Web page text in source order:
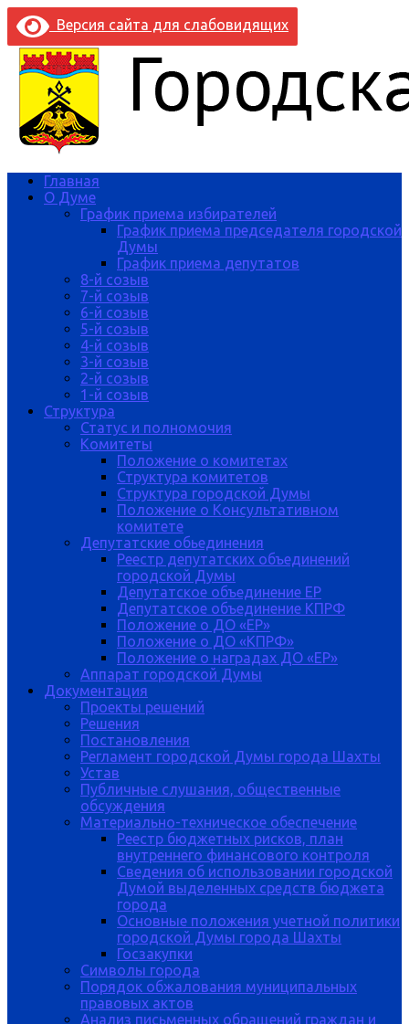
Версия сайта для слабовидящих
Главная
О Думе
График приема избирателей
График приема председателя городской
Думы
График приема депутатов
8-й созыв
7-й созыв
6-й созыв
5-й созыв
4-й созыв
3-й созыв
2-й созыв
1-й созыв
Структура
Статус и полномочия
Комитеты
Положение о комитетах
Структура комитетов
Структура городской Думы
Положение о Консультативном
комитете
Депутатские обьединения
Реестр депутатских объединений
городской Думы
Депутатское объединение ЕР
Депутатское объединение КПРФ
Положение о ДО «ЕР»
Положение о ДО «КПРФ»
Положение о наградах ДО «ЕР»
Аппарат городской Думы
Документация
Проекты решений
Решения
Постановления
Регламент городской Думы города Шахты
Устав
Публичные слушания, общественные
обсуждения
Материально-техническое обеспечение
Реестр бюджетных рисков, план
внутреннего финансового контроля
Сведения об использовании городской
Думой выделенных средств бюджета
города
Основные положения учетной политики
городской Думы города Шахты
Госзакупки
Символы города
Порядок обжалования муниципальных
правовых актов
Анализ письменных обращений граждан и